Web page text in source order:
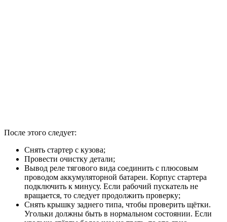
После этого следует:
Снять стартер с кузова;
Провести очистку детали;
Вывод реле тягового вида соединить с плюсовым
проводом аккумуляторной батареи. Корпус стартера
подключить к минусу. Если рабочий пускатель не
вращается, то следует продолжить проверку;
Снять крышку заднего типа, чтобы проверить щётки.
Угольки должны быть в нормальном состоянии. Если